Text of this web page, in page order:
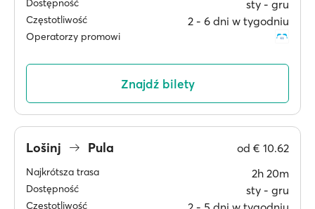
Dostępność sty ‐ gru
Częstotliwość 2 ‐ 6 dni w tygodniu
Operatorzy promowi
Znajdź bilety
Lošinj Pula od € 10.62
Najkrótsza trasa 2h 20m
Dostępność sty ‐ gru
Częstotliwość